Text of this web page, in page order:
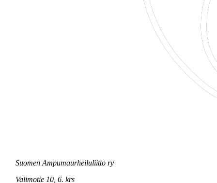
Suomen Ampumaurheiluliitto ry
Valimotie 10, 6. krs